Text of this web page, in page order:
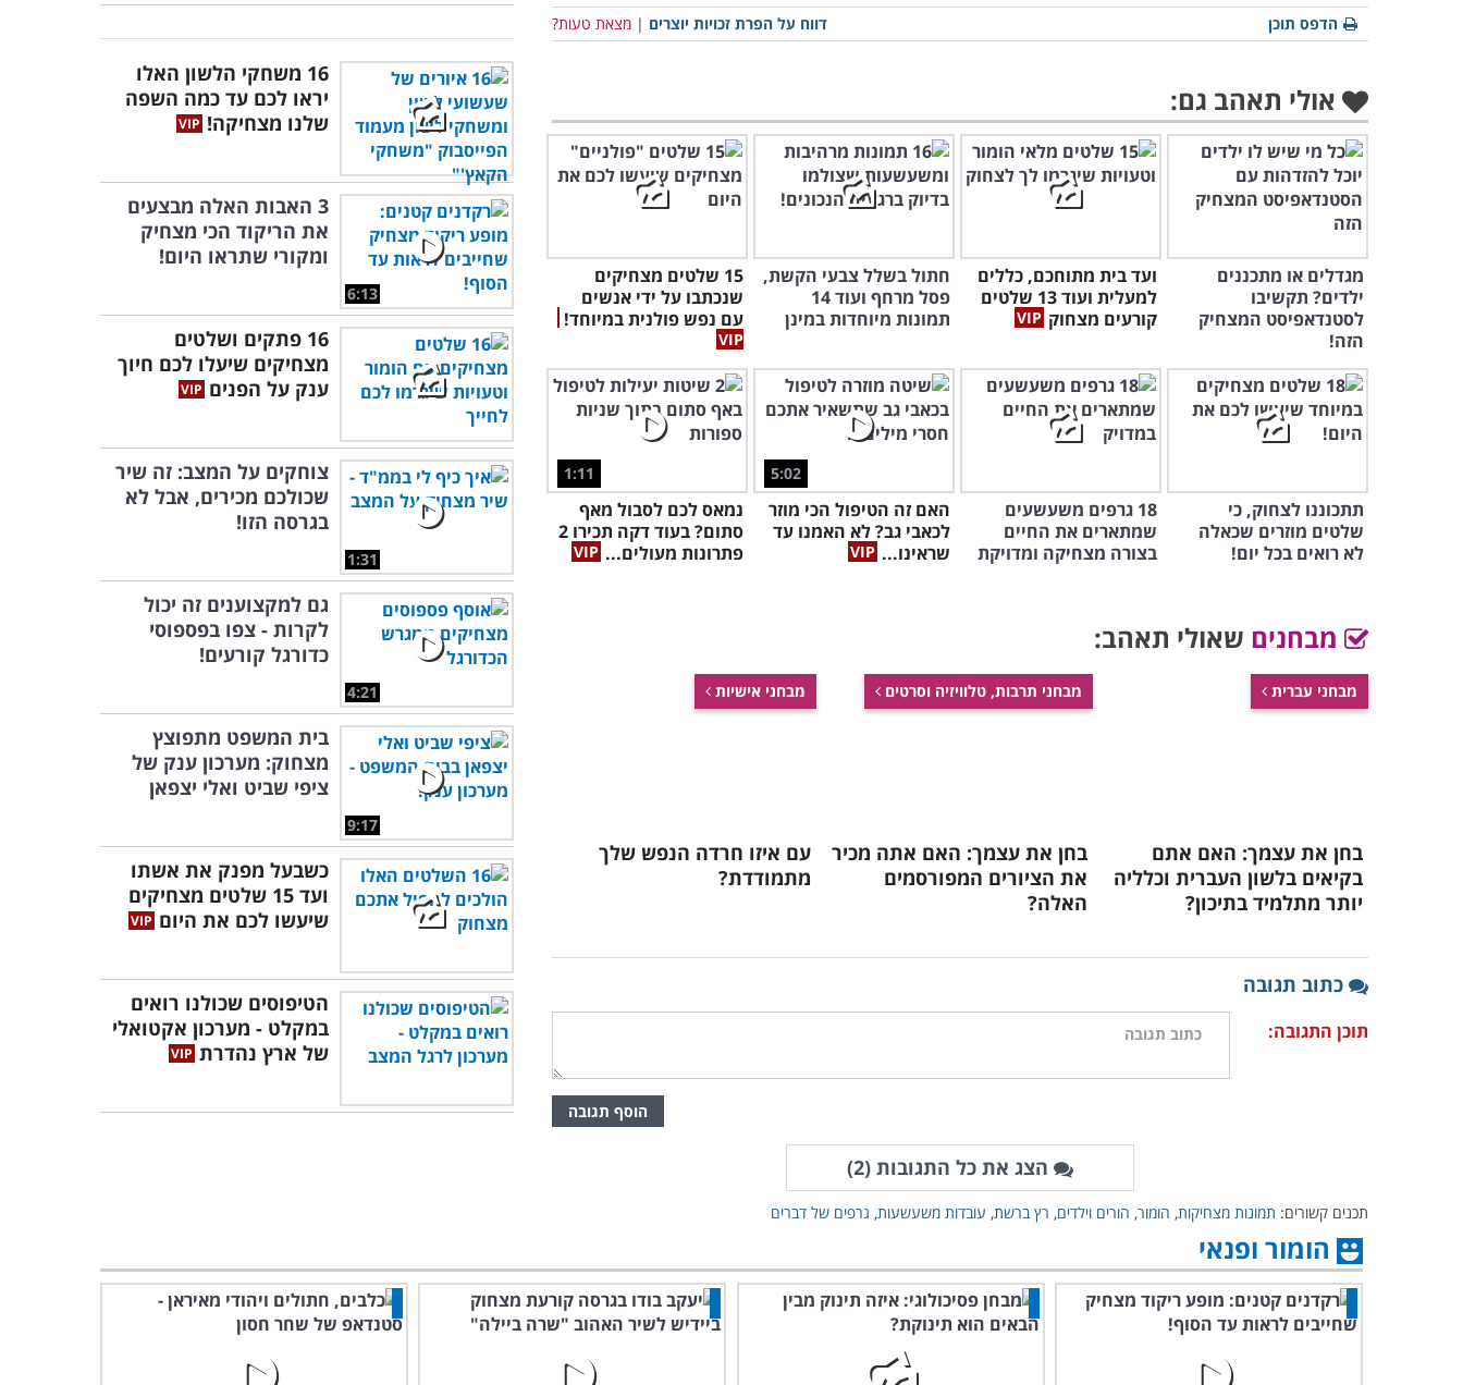
דווח על הפרת זכויות יוצרים | מצאת טעות? הדפס תוכן
אולי תאהב גם:
מגדלים או מתכננים
ילדים? תקשיבו
לסטנדאפיסט המצחיק
הזה!
ועד בית מתוחכם, כללים
למעלית ועוד 13 שלטים
קורעים מצחוק
חתול בשלל צבעי הקשת,
פסל מרחף ועוד 14
תמונות מיוחדות במינן
15 שלטים מצחיקים
שנכתבו על ידי אנשים
עם נפש פולנית במיוחד!
תתכוננו לצחוק, כי
שלטים מוזרים שכאלה
לא רואים בכל יום!
18 גרפים משעשעים
שמתארים את החיים
בצורה מצחיקה ומדויקת
5:02
האם זה הטיפול הכי מוזר
לכאבי גב? לא האמנו עד
שראינו...
1:11
נמאס לכם לסבול מאף
סתום? בעוד דקה תכירו 2
פתרונות מעולים...
מבחנים שאולי תאהב:
מבחני עברית
בחן את עצמך: האם אתם
בקיאים בלשון העברית וכלליה
יותר מתלמיד בתיכון?
מבחני תרבות, טלוויזיה וסרטים
בחן את עצמך: האם אתה מכיר
את הציורים המפורסמים
האלה?
מבחני אישיות
עם איזו חרדה הנפש שלך
מתמודדת?
כתוב תגובה
תוכן התגובה:
הוסף תגובה
הצג את כל התגובות (2
)
תכנים קשורים: תמונות מצחיקות, הומור, הורים וילדים, רץ ברשת, עובדות משעשעות, גרפים של דברים
16 משחקי הלשון האלו
יראו לכם עד כמה השפה
שלנו מצחיקה!
6:13
3 האבות האלה מבצעים
את הריקוד הכי מצחיק
ומקורי שתראו היום!
16 פתקים ושלטים
מצחיקים שיעלו לכם חיוך
ענק על הפנים
1:31
צוחקים על המצב: זה שיר
שכולכם מכירים, אבל לא
בגרסה הזו!
4:21
גם למקצוענים זה יכול
לקרות - צפו בפספוסי
כדורגל קורעים!
9:17
בית המשפט מתפוצץ
מצחוק: מערכון ענק של
ציפי שביט ואלי יצפאן
כשבעל מפנק את אשתו
ועד 15 שלטים מצחיקים
שיעשו לכם את היום
הטיפוסים שכולנו רואים
במקלט - מערכון אקטואלי
של ארץ נהדרת
הומור ופנאי